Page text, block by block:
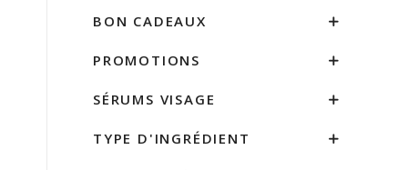
BON CADEAUX
PROMOTIONS
SÉRUMS VISAGE
TYPE D'INGRÉDIENT